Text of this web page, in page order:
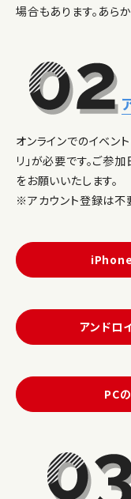
場合もあります。あら
オンラインでのイベン
リ」が必要です。ご参
をお願いいたします。
※アカウント登録は不
iPhone
アンドロ
PC